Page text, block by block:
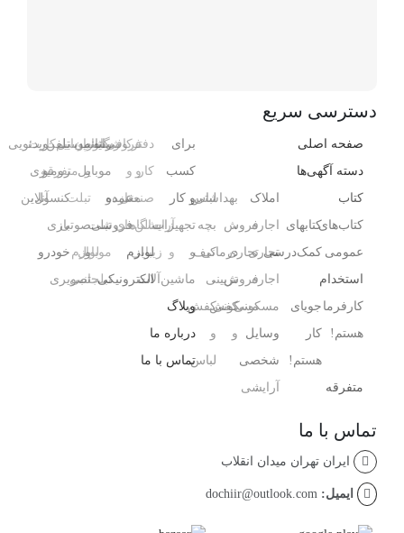
دسترسی سریع
صفحه اصلی
دسته آگهی‌ها
کتاب
کتاب‌های
عمومی
کتابهای
کمک‌درسی
استخدام
کارفرما
هستم!
جویای
کار
هستم!
متفرقه
املاک
اجاره
تجاری
اجاره
مسکونی
فروش
تجاری
فروش
مسکونی
وسایل
شخصی
آرایشی ،
بهداشتی
،
درمانی
تزیینی
کفش
و
لباس
بچه
کیف
،
کفش
و
لباس
برای
کسب
و کار
تجهیزات
و
ماشین‌آلات
آرایشگاه
و
سالن‌های
زیبایی
دفتر
کار
صنعتی
فروشگاه
و
مغازه
کافی‌شاپ
و
رستوران
عمده
فروشی
لوازم
الکترونیکی
رایانه
موبایل
و
تبلت
موبایل
تبلت
لوازم
جانبی
موبایل
و
تبلت
سیم‌کارت
متفرقه
صوتی
و
تصویری
تلفن
رومیزی
کنسول،
بازی‌
ویدئویی
و
آنلاین
خودرو
وبلاگ
درباره ما
تماس با ما
تماس با ما
ایران تهران میدان انقلاب
ایمیل: dochiir@outlook.com